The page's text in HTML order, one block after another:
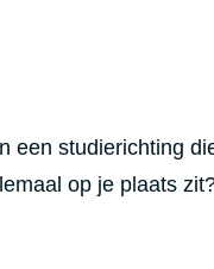
een studierichting
op je plaats